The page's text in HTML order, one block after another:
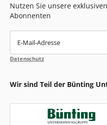
Nutzen Sie unsere
Abonnenten
E-Mail-Adresse
Datenschutz
Wir sind Teil der Bünting